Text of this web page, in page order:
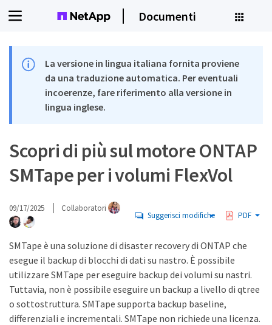
Documenti
La versione in lingua italiana fornita proviene
da una traduzione automatica. Per eventuali
incoerenze, fare riferimento alla versione in
lingua inglese.
Scopri di più sul motore ONTAP
SMTape per i volumi FlexVol
09/17/2025 Collaboratori
Suggerisci modifiche PDF
SMTape è una soluzione di disaster recovery di ONTAP che
esegue il backup di blocchi di dati su nastro. È possibile
utilizzare SMTape per eseguire backup dei volumi su nastri.
Tuttavia, non è possibile eseguire un backup a livello di qtree
o sottostruttura. SMTape supporta backup baseline,
differenziali e incrementali. SMTape non richiede una licenza.